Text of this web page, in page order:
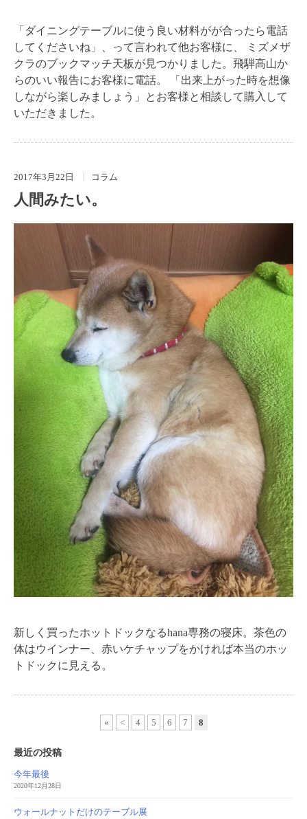
「ダイニングテーブルに使う良い材料がが合ったら電話
してくださいね」、って言われて他お客様に、 ミズメザ
クラのブックマッチ天板が見つかりました。飛騨高山か
らのいい報告にお客様に電話。 「出来上がった時を想像
しながら楽しみましょう」とお客様と相談して購入して
いただきました。
2017年3月22日 コラム
人間みたい。
新しく買ったホットドックなるhana専務の寝床。茶色の
体はウインナー、赤いケチャップをかければ本当のホッ
トドックに見える。
« < 4 5 6 7 8
最近の投稿
今年最後
2020年12月28日
ウォールナットだけのテーブル展